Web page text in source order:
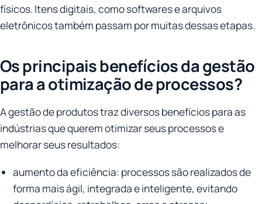
físicos. Itens digitais, como softwares e arquivos
eletrônicos também passam por muitas dessas etapas.
Os principais benefícios da gestão
para a otimização de processos?
A gestão de produtos traz diversos benefícios para as
indústrias que querem otimizar seus processos e
melhorar seus resultados:
aumento da eficiência: processos são realizados de
forma mais ágil, integrada e inteligente, evitando